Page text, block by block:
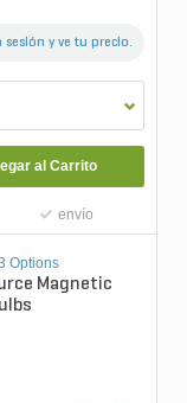
sesión y ve tu precio.
al Carrito
envío
Options
Magnetic